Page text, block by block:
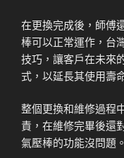
在更換完成後，師傅
棒可以正常運作，台
技巧，讓客戶在未來
式，以延長其使用壽
整個更換和維修過程
責，在維修完畢後還
氣壓棒的功能沒問題。